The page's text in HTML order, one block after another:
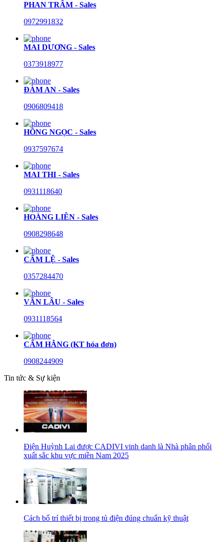
PHAN TRÂM - Sales
0972991832
MAI DƯƠNG - Sales
0373918977
ĐÀM AN - Sales
0906809418
HỒNG NGỌC - Sales
0937597674
MAI THI - Sales
0931118640
HOÀNG LIÊN - Sales
0908298648
CẨM LỆ - Sales
0357284470
VĂN LÂU - Sales
0931118564
CẨM HẰNG (KT hóa đơn)
0908244909
Tin tức & Sự kiện
Điện Huỳnh Lai được CADIVI vinh danh là Nhà phân phối
xuất sắc khu vực miền Nam 2025
Cách bố trí thiết bị trong tủ điện đúng chuẩn kỹ thuật